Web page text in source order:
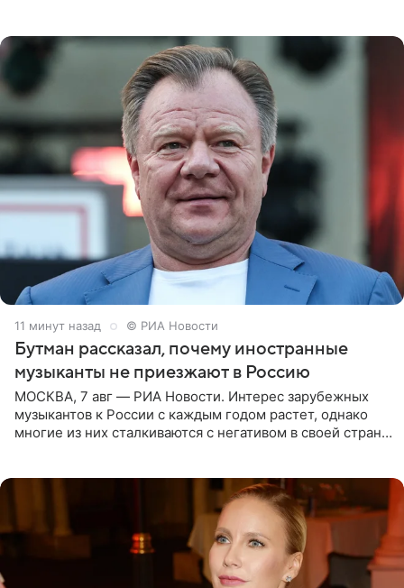
11 минут назад © РИА Новости
Бутман рассказал, почему иностранные
музыканты не приезжают в Россию
МОСКВА, 7 авг — РИА Новости. Интерес зарубежных
музыкантов к России с каждым годом растет, однако
многие из них сталкиваются с негативом в своей стране